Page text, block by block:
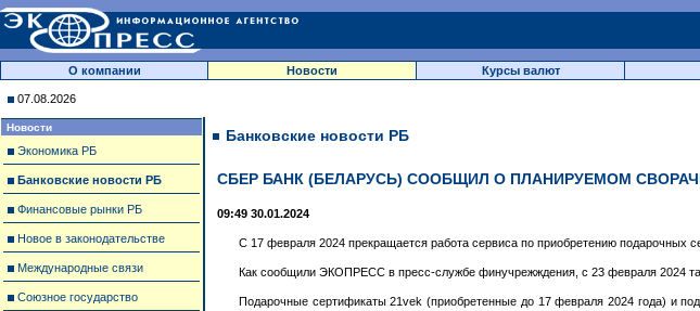
О компании Новости Курсы валют
07.08.2026
Новости
Экономика РБ
Банковские новости РБ
Финансовые рынки РБ
Новое в законодательстве
Международные связи
Союзное государство
Банковские новости РБ
СБЕР БАНК (БЕЛАРУСЬ) СООБЩИЛ О ПЛАНИРУЕМОМ
09:49 30.01.2024
С 17 февраля 2024 прекращается работа сервиса по приобретению подарочных
Как сообщили ЭКОПРЕСС в пресс-службе финучрежждения, с 23 февраля 2024
Подарочные сертификаты 21vek (приобретенные до 17 февраля 2024 года) и